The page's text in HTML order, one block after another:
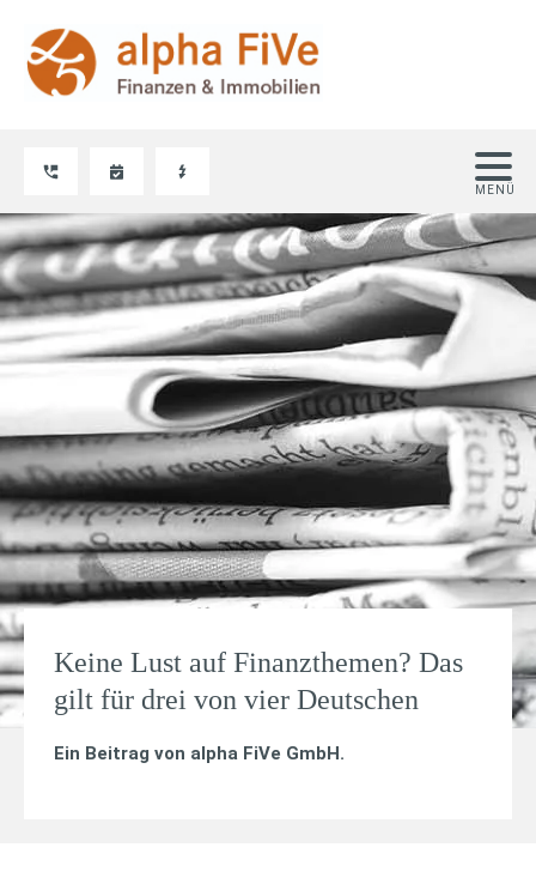
Keine Lust auf Finanzthemen? Das
gilt für drei von vier Deutschen
Ein Beitrag von alpha FiVe GmbH.